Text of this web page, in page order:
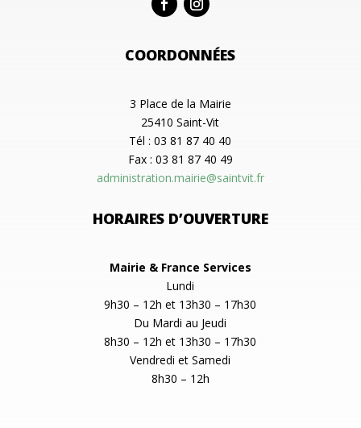
COORDONNÉES
3 Place de la Mairie
25410 Saint-Vit
Tél : 03 81 87 40 40
Fax : 03 81 87 40 49
administration.mairie@saintvit.fr
HORAIRES D’OUVERTURE
Mairie & France Services
Lundi
9h30 – 12h et 13h30 – 17h30
Du Mardi au Jeudi
8h30 – 12h et 13h30 – 17h30
Vendredi et Samedi
8h30 – 12h